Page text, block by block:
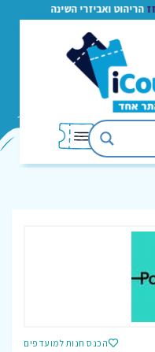
הריהוט ואביזרי השינה
הכנס חנות למועדפים